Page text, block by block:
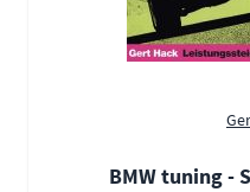
BMW tuning -